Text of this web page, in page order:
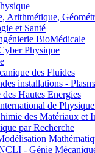
et Santé
BioMédicale
Physique
des Fluides
installations -
Hautes Energies
de
des Matériaux et
par Recherche
- Génie